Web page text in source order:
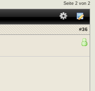
Seite 2 von 2
#36